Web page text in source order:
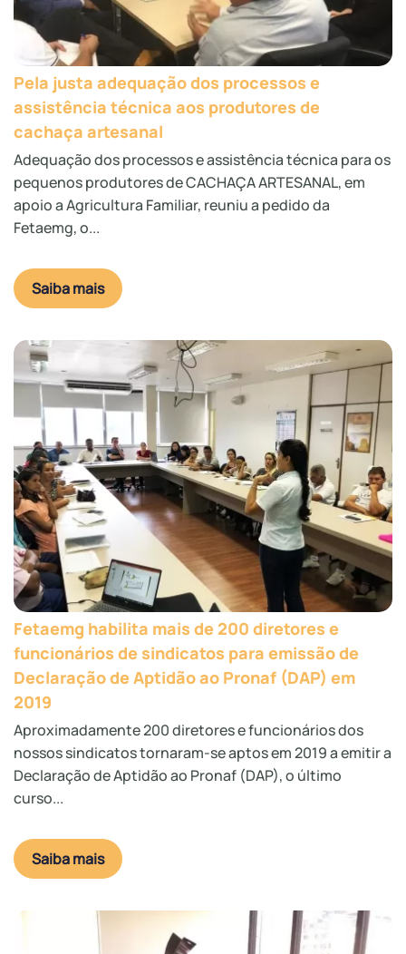
Pela justa adequação dos processos e
assistência técnica aos produtores de
cachaça artesanal
Adequação dos processos e assistência técnica para os
pequenos produtores de CACHAÇA ARTESANAL, em
apoio a Agricultura Familiar, reuniu a pedido da
Fetaemg, o...
Saiba mais
Fetaemg habilita mais de 200 diretores e
funcionários de sindicatos para emissão de
Declaração de Aptidão ao Pronaf (DAP) em
2019
Aproximadamente 200 diretores e funcionários dos
nossos sindicatos tornaram-se aptos em 2019 a emitir a
Declaração de Aptidão ao Pronaf (DAP), o último
curso...
Saiba mais